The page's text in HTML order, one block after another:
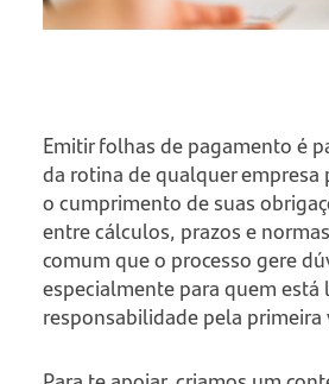
Emitir folhas de pagamento é
da rotina de qualquer empresa
o cumprimento de suas
entre cálculos, prazos e
comum que o processo gere
especialmente para quem está
responsabilidade pela primeira